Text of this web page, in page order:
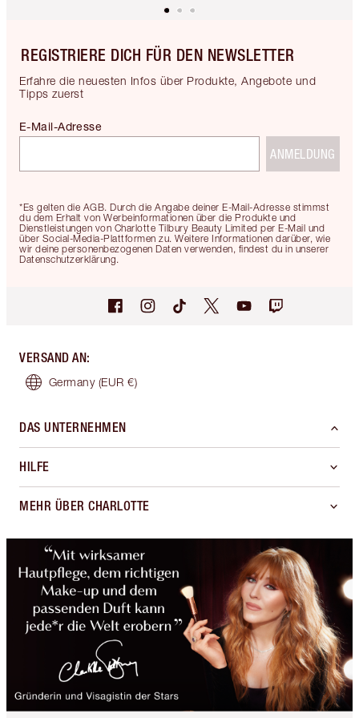
REGISTRIERE DICH FÜR DEN NEWSLETTER
Erfahre die neuesten Infos über Produkte, Angebote und
Tipps zuerst
*Es gelten die AGB. Durch die Angabe deiner E-Mail-Adresse stimmst
du dem Erhalt von Werbeinformationen über die Produkte und
Dienstleistungen von Charlotte Tilbury Beauty Limited per E-Mail und
über Social-Media-Plattformen zu. Weitere Informationen darüber, wie
wir deine personenbezogenen Daten verwenden, findest du in unserer
Datenschutzerklärung.
E-Mail-Adresse
ANMELDUNG
VERSAND AN:
Germany (EUR €)
DAS UNTERNEHMEN
HILFE
MEHR ÜBER CHARLOTTE